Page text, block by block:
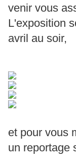
venir vous
L'exposition
avril au soir,
et pour vous
un